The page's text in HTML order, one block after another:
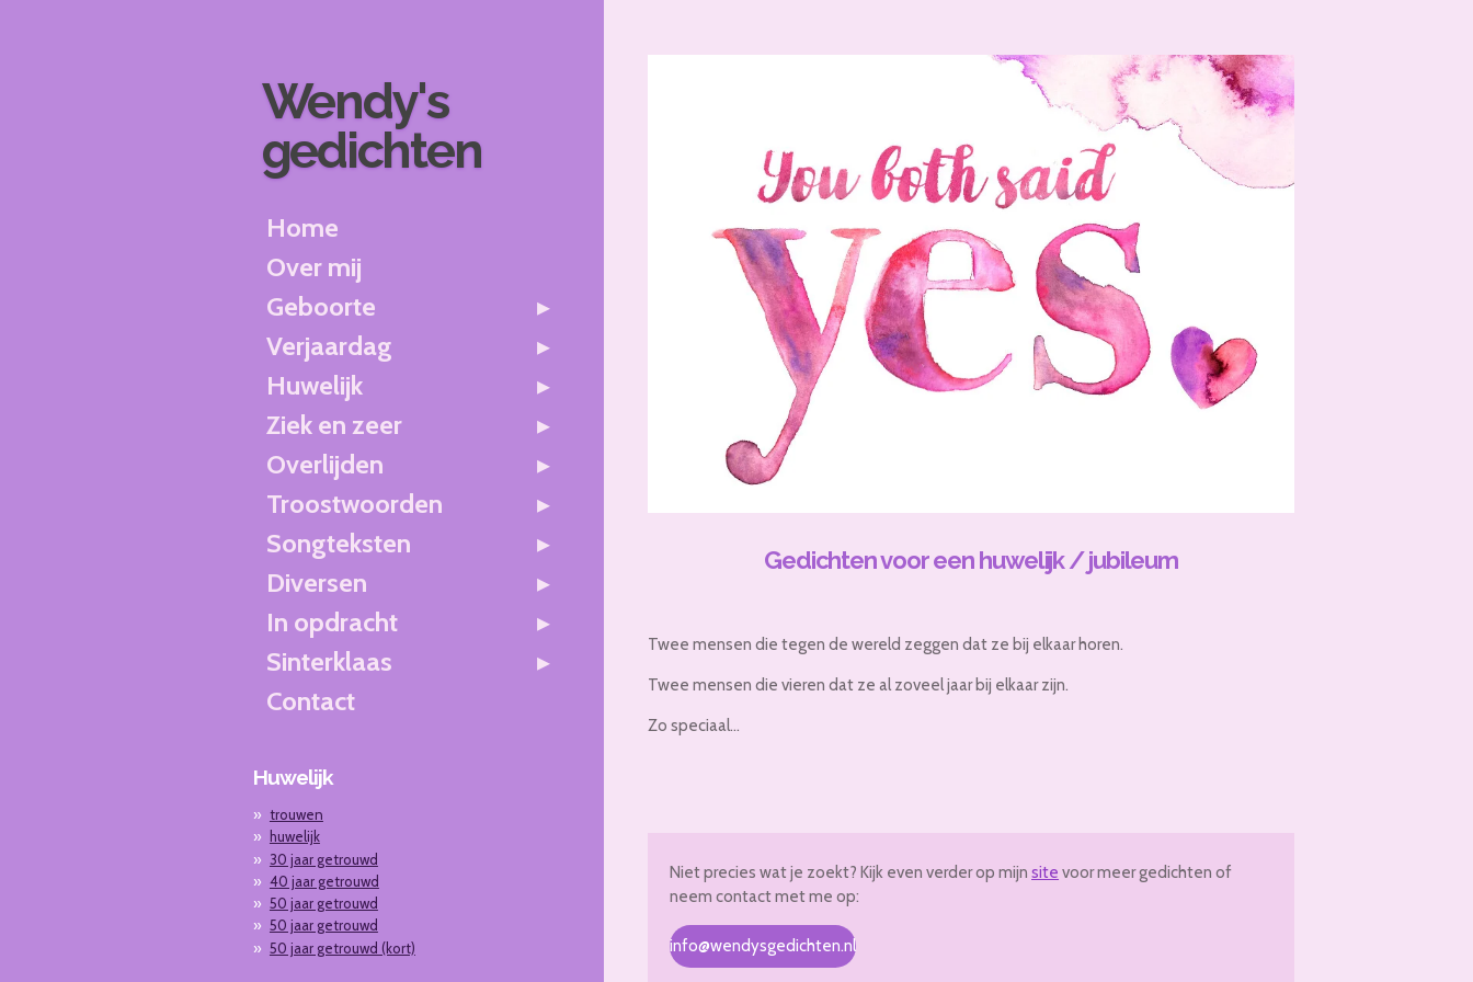
Gedichten voor een huwelijk / jubileum
Twee mensen die tegen de wereld zeggen dat ze bij elkaar horen.
Twee mensen die vieren dat ze al zoveel jaar bij elkaar zijn.
Zo speciaal...
Niet precies wat je zoekt? Kijk even verder op mijnsite voor meer gedichten of
neem contact met me op:
info@wendysgedichten.nl
Wendy's
gedichten
Home
Over mij
Geboorte
Verjaardag
Huwelijk
Ziek en zeer
Overlijden
Troostwoorden
Songteksten
Diversen
In opdracht
Sinterklaas
Contact
Huwelijk
trouwen
huwelijk
30 jaar getrouwd
40 jaar getrouwd
50 jaar getrouwd
50 jaar getrouwd
50 jaar getrouwd (kort)